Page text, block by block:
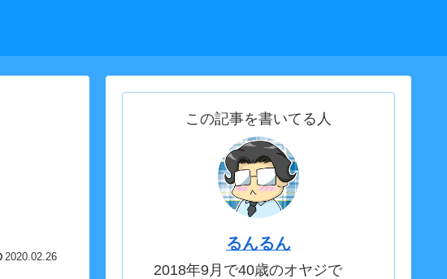
2020.02.26
この記事を書いてる人
るんるん
2018年9月で40歳のオヤジで